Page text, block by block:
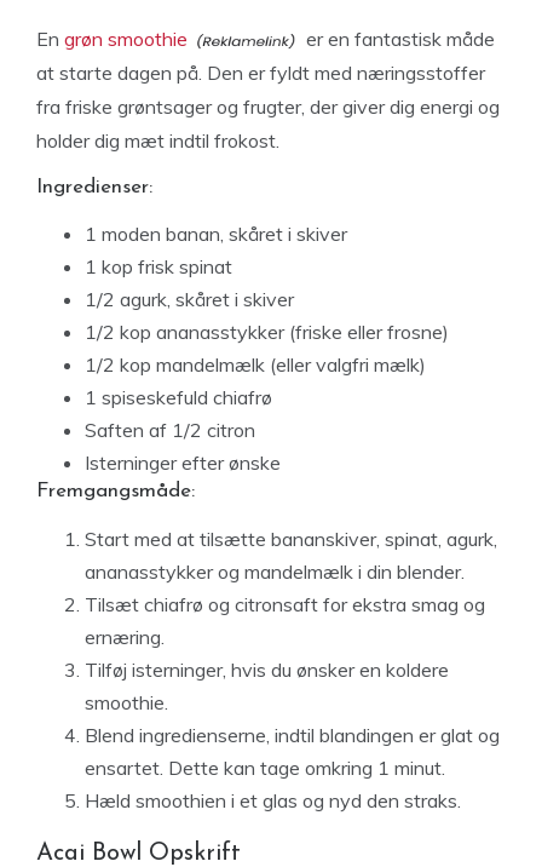
En grøn smoothie
er en fantastisk måde
at starte dagen på. Den er fyldt med næringsstoffer
fra friske grøntsager og frugter, der giver dig energi og
holder dig mæt indtil frokost.
Ingredienser:
1 moden banan, skåret i skiver
1 kop frisk spinat
1/2 agurk, skåret i skiver
1/2 kop ananasstykker (friske eller frosne)
1/2 kop mandelmælk (eller valgfri mælk)
1 spiseskefuld chiafrø
Saften af 1/2 citron
Isterninger efter ønske
Fremgangsmåde:
Start med at tilsætte bananskiver, spinat, agurk,
ananasstykker og mandelmælk i din blender.
Tilsæt chiafrø og citronsaft for ekstra smag og
ernæring.
Tilføj isterninger, hvis du ønsker en koldere
smoothie.
Blend ingredienserne, indtil blandingen er glat og
ensartet. Dette kan tage omkring 1 minut.
Hæld smoothien i et glas og nyd den straks.
Acai Bowl Opskrift